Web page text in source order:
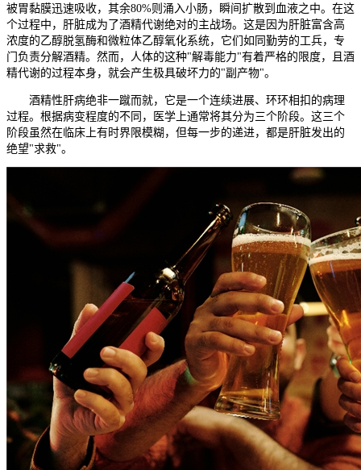
被胃黏膜迅速吸收，其余80%则涌入小肠，瞬间扩散到血液之中。在这
个过程中，肝脏成为了酒精代谢绝对的主战场。这是因为肝脏富含高
浓度的乙醇脱氢酶和微粒体乙醇氧化系统，它们如同勤劳的工兵，专
门负责分解酒精。然而，人体的这种"解毒能力"有着严格的限度，且酒
精代谢的过程本身，就会产生极具破坏力的"副产物"。
酒精性肝病绝非一蹴而就，它是一个连续进展、环环相扣的病理
过程。根据病变程度的不同，医学上通常将其分为三个阶段。这三个
阶段虽然在临床上有时界限模糊，但每一步的递进，都是肝脏发出的
绝望"求救"。